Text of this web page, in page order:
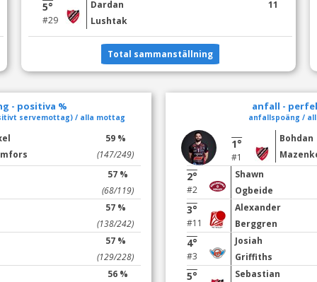
5°
#29
Dardan
Lushtak
11
Total sammanställning
- positiva %
servemottag) / alla mottag
59 %
(147/249)
57 %
(68/119)
57 %
(138/242)
57 %
(129/228)
56 %
anfall -
anfallspoäng /
1°
#1
Bohdan
2°
#2
Shawn
Ogbeide
3°
#11
Alexander
Berggren
4°
#3
Josiah
Griffiths
5°
Sebastian